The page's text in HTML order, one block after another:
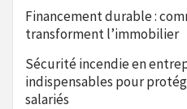
Financement durable :
transforment l’immobilier
Sécurité incendie en
indispensables pour
salariés